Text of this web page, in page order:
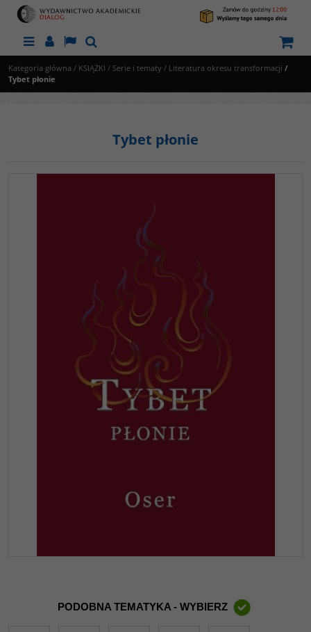
MenuPanelLangSzukaj
Kategoria główna / KSIĄŻKI / Serie i tematy / Literatura okresu transformacji /
Tybet płonie
Tybet płonie
PODOBNA TEMATYKA - WYBIERZ